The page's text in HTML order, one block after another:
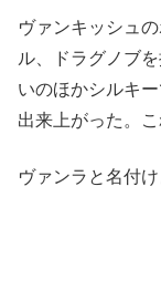
ヴァンキッシュ
ル、ドラグノブ
いのほかシルキ
出来上がった。
ヴァンラと名付け